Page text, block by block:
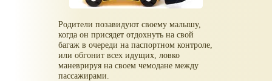
Родители позавидуют своему малышу,
когда он присядет отдохнуть на свой
багаж в очереди на паспортном контроле,
или обгонит всех идущих, ловко
маневрируя на своем чемодане между
пассажирами.